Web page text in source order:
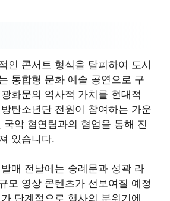
인 콘서트 형식을 탈피하여 도시
통합형 문화 예술 공연으로 구
화문의 역사적 가치를 현대적
탄소년단 전원이 참여하는 가운
악 협연팀과의 협업을 통해 진
있습니다.
매 전날에는 숭례문과 성곽 라
모 영상 콘텐츠가 선보여질 예정
단계적으로 행사의 분위기에